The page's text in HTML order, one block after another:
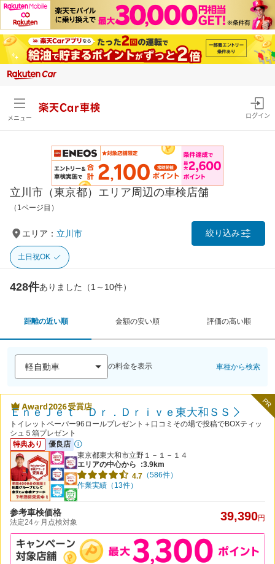
メニュー
楽天Car車検
ログイン
立川市（東京都）エリア周辺の車検店舗
（1ページ目）
エリア： 立川市 絞り込み
土日祝OK
428件ありました（1～10件）
距離の近い順 金額の安い順 評価の高い順
の料金を表示 車種から検索
PR
ＥｎｅＪｅｔ Ｄｒ．Ｄｒｉｖｅ東大和ＳＳ
トイレットペーパー96ロールプレゼント＋口コミその場で投稿でBOXティッ
シュ５箱プレゼント
特典あり
優良店
東京都東大和市立野１－１－１４
エリアの中心から
:3.9km
4.7 （586件）
作業実績（13件）
参考車検価格
法定24ヶ月点検対象 39,390円